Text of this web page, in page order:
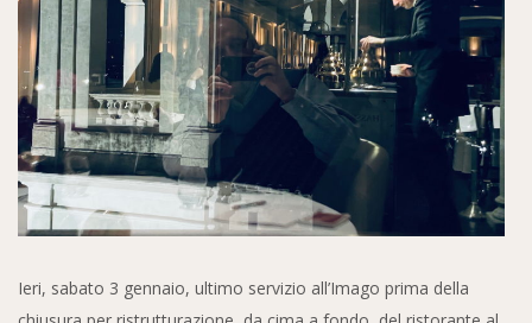
Ieri, sabato 3 gennaio, ultimo servizio all’Imago prima della